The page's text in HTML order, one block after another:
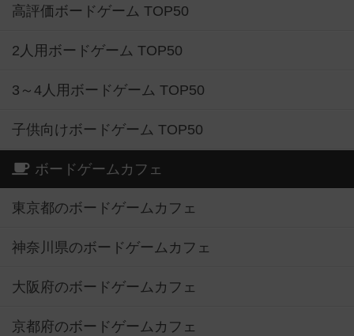
高評価ボードゲーム TOP50
2人用ボードゲーム TOP50
3～4人用ボードゲーム TOP50
子供向けボードゲーム TOP50
ボードゲームカフェ
東京都のボードゲームカフェ
神奈川県のボードゲームカフェ
大阪府のボードゲームカフェ
京都府のボードゲームカフェ